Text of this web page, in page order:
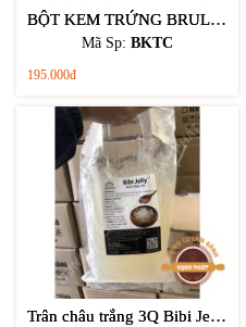
BỘT KEM TRỨNG BRULEE
Mã Sp: BKTC
195.000đ
Trân châu trắng 3Q Bibi Jelly túi 2 Kg